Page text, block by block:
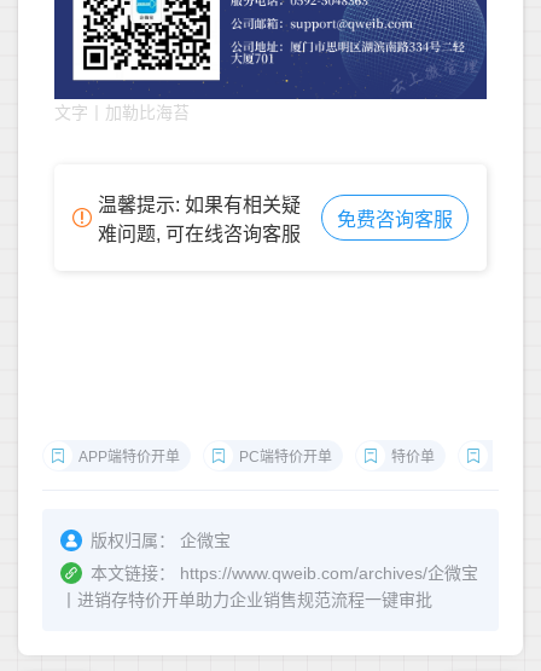
文字丨加勒比海苔
温馨提示: 如果有相关疑
难问题, 可在线咨询客服
免费咨询客服
APP端特价开单 PC端特价开单 特价单
版权归属：
企微宝
本文链接：
https://www.qweib.com/archives/企微宝
丨进销存特价开单助力企业销售规范流程一键审批